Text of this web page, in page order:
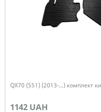
QX70 (S51) (2013-...) комплект
1142 UAH